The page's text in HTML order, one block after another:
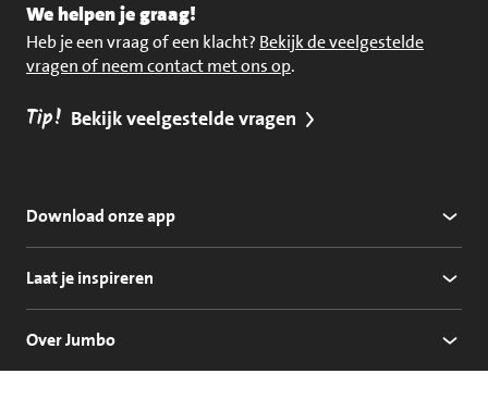
We helpen je graag!
Heb je een vraag of een klacht? Bekijk de veelgestelde
vragen of neem contact met ons op.
Tip! Bekijk veelgestelde vragen
Download onze app
Laat je inspireren
Over Jumbo